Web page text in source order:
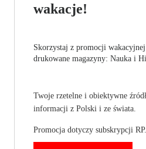
wakacje!
Skorzystaj z promocji
drukowane magazyny: Nauka i
Twoje rzetelne i obiektywne
informacji z Polski i ze świata.
Promocja dotyczy subskrypcji